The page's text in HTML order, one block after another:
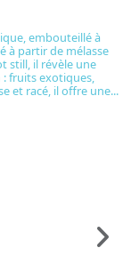
embouteillé à
à partir de mélasse
still, il révèle une
fruits exotiques,
et racé, il offre une...